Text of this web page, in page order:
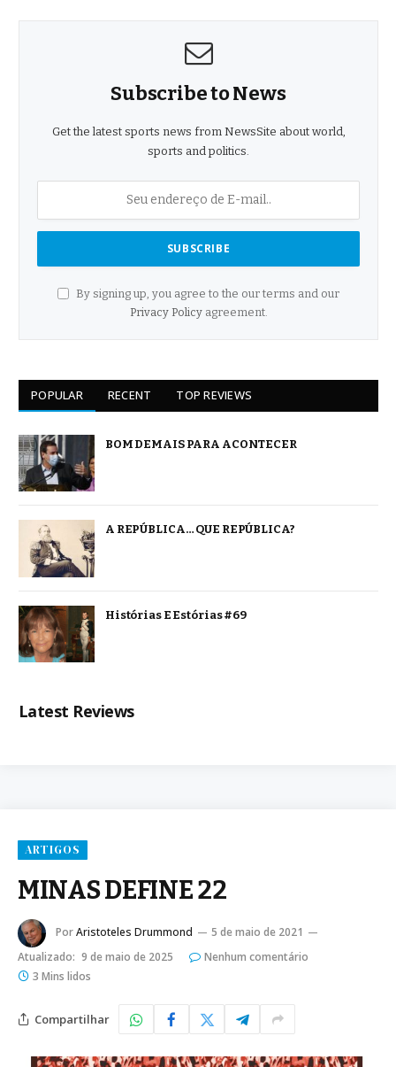
Subscribe to News
Get the latest sports news from NewsSite about world,
sports and politics.
By signing up, you agree to the our terms and our
Privacy Policyagreement.
POPULAR RECENT TOP REVIEWS
BOM DEMAIS PARA ACONTECER
A REPÚBLICA… QUE REPÚBLICA?
Histórias E Estórias #69
Latest Reviews
ARTIGOS
MINAS DEFINE 22
PorAristoteles Drummond
5 de maio de 2021
Atualizado: 9 de maio de 2025
Nenhum comentário
3 Mins lidos
Compartilhar